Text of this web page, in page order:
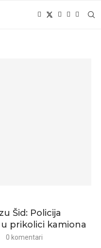
Šid: Policija
prikolici kamiona
0 komentari